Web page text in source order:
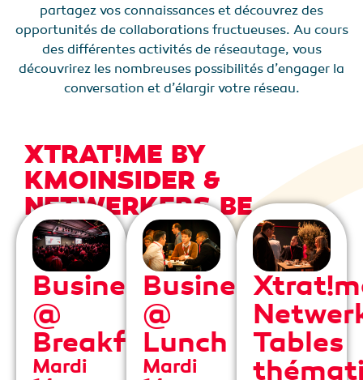
partagez vos connaissances et découvrez des
opportunités de collaborations fructueuses. Au cours
des différentes activités de réseautage, vous
découvrirez les nombreuses possibilités d’engager la
conversation et d’élargir votre réseau.
XTRAT!ME BY
KMOINSIDER &
NETWERKERS.BE
Business
@
Breakfast
Mardi
Business
@
Lunch
Mardi
Tables